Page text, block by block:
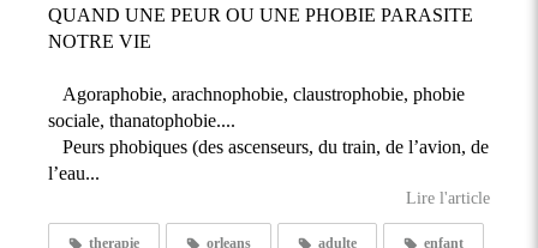
QUAND UNE PEUR OU UNE PHOBIE PARASITE
NOTRE VIE
Agoraphobie, arachnophobie, claustrophobie, phobie
sociale, thanatophobie....
Peurs phobiques (des ascenseurs, du train, de l’avion, de
l’eau...
Lire l'article
therapie orleans adulte enfant